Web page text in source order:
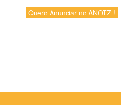
Quero Anunciar no ANOTZ !